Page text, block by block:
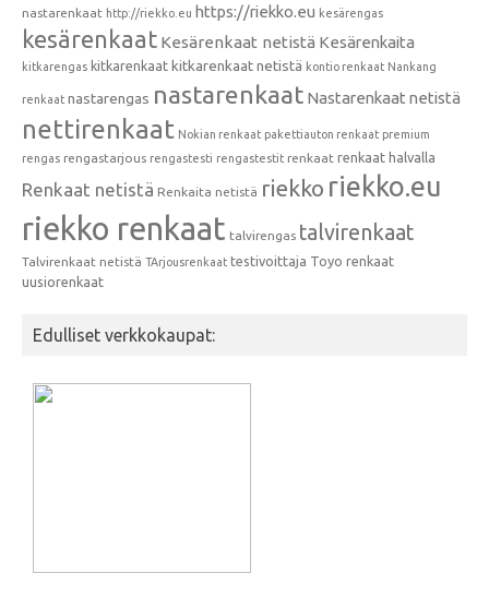
nastarenkaat http://riekko.eu https://riekko.eu kesärengas
kesärenkaat Kesärenkaat netistä Kesärenkaita
kitkarengas kitkarenkaat kitkarenkaat netistä kontio renkaat Nankang
renkaat nastarengas nastarenkaat Nastarenkaat netistä
nettirenkaat Nokian renkaat pakettiauton renkaat premium
rengas rengastarjous rengastesti rengastestit renkaat renkaat halvalla
Renkaat netistä Renkaita netistä riekko riekko.eu
riekko renkaat talvirengas talvirenkaat
Talvirenkaat netistä TArjousrenkaat testivoittaja Toyo renkaat
uusiorenkaat
Edulliset verkkokaupat: